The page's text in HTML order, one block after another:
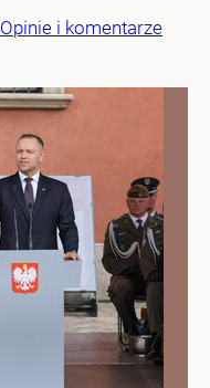
Opinie i komentarze